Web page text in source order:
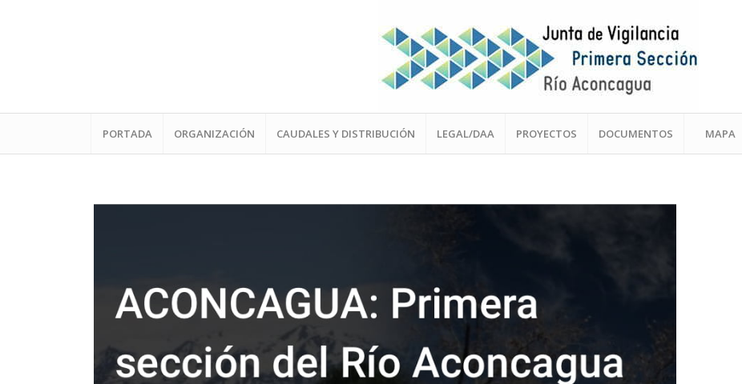
PORTADA ORGANIZACIÓN CAUDALES Y DISTRIBUCIÓN LEGAL/DAA PROYECTOS DOCUMENTOS MAPA